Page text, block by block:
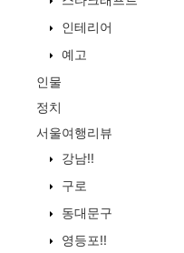
인테리어
예고
인물
정치
서울여행리뷰
강남!!
구로
동대문구
영등포!!